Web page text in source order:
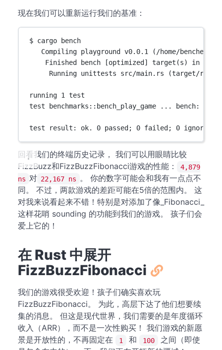
现在我们可以重新运行我们的基准：
$ cargo bench
Compiling playground v0.0.1 (/home/bencher)
Finished bench [optimized] target(s) in
Running unittests src/main.rs (target/
running 1 test
test benchmarks::bench_play_game ... bench:
test result: ok. 0 passed; 0 failed; 0 ignored;
回看我们的终端历史记录， 我们可以用眼睛比较
FizzBuzz和FizzBuzzFibonacci游戏的性能：
4,879
ns 对 22,167 ns 。 你的数字可能会和我有一点点不
同。 不过，两款游戏的差距可能在5倍的范围内。 这
对我来说看起来不错！特别是对添加了像_Fibonacci_
这样花哨 sounding 的功能到我们的游戏。 孩子们会
爱上它的！
在 Rust 中展开
FizzBuzzFibonacci
我们的游戏很受欢迎！孩子们确实喜欢玩
FizzBuzzFibonacci。 为此，高层下达了他们想要续
集的消息。 但这是现代世界，我们需要的是年度循环
收入（ARR），而不是一次性购买！ 我们游戏的新愿
景是开放性的，不再固定在
1 和 100
之间（即使